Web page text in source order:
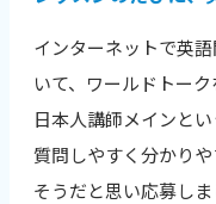
い長
います
純粋
しいで
います
インターネットで英
いて、ワールドトーク
日本人講師メインとい
質問しやすく分かり
そうだと思い応募しま